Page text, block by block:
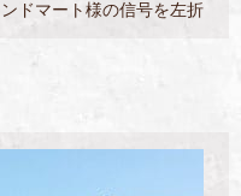
ドマート様の信号を左折